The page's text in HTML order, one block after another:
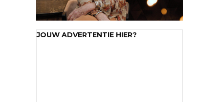
JOUW ADVERTENTIE HIER?